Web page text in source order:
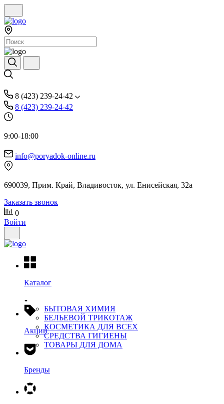
8 (423) 239-24-42
8 (423) 239-24-42
9:00-18:00
info@poryadok-online.ru
690039, Прим. Край, Владивосток, ул. Енисейская, 32а
Заказать звонок
0
Войти
Каталог
БЫТОВАЯ ХИМИЯ
БЕЛЬЕВОЙ ТРИКОТАЖ
КОСМЕТИКА ДЛЯ ВСЕХ
СРЕДСТВА ГИГИЕНЫ
ТОВАРЫ ДЛЯ ДОМА
Акции
Бренды